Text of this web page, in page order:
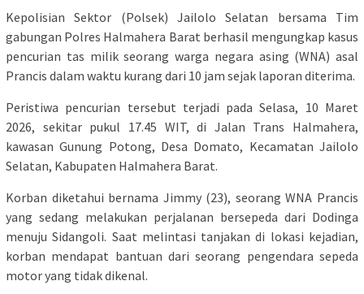
Kepolisian Sektor (Polsek) Jailolo Selatan bersama Tim
gabungan Polres Halmahera Barat berhasil mengungkap kasus
pencurian tas milik seorang warga negara asing (WNA) asal
Prancis dalam waktu kurang dari 10 jam sejak laporan diterima.
Peristiwa pencurian tersebut terjadi pada Selasa, 10 Maret
2026, sekitar pukul 17.45 WIT, di Jalan Trans Halmahera,
kawasan Gunung Potong, Desa Domato, Kecamatan Jailolo
Selatan, Kabupaten Halmahera Barat.
Korban diketahui bernama Jimmy (23), seorang WNA Prancis
yang sedang melakukan perjalanan bersepeda dari Dodinga
menuju Sidangoli. Saat melintasi tanjakan di lokasi kejadian,
korban mendapat bantuan dari seorang pengendara sepeda
motor yang tidak dikenal.